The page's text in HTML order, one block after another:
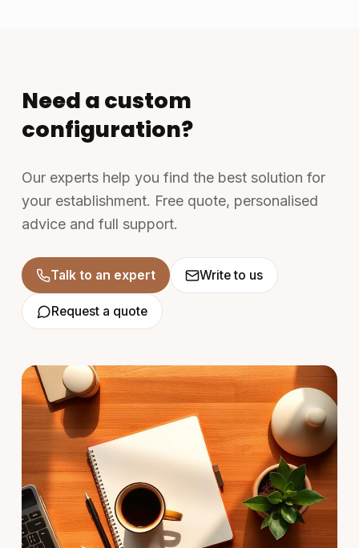
Need a custom
configuration?
Our experts help you find the best solution for
your establishment. Free quote, personalised
advice and full support.
Talk to an expert Write to us
Request a quote